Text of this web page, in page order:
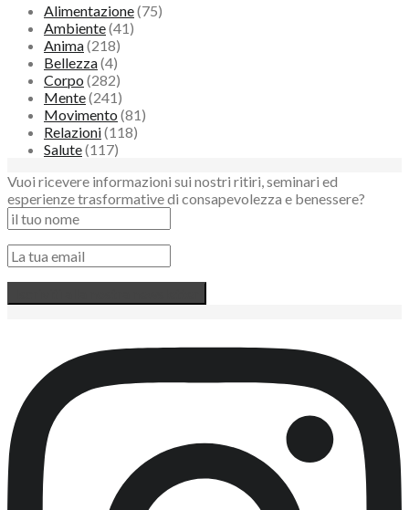
Alimentazione(75)
Ambiente(41)
Anima(218)
Bellezza(4)
Corpo (282)
Mente(241)
Movimento (81)
Relazioni(118)
Salute(117)
Vuoi ricevere informazioni sui nostri ritiri, seminari ed
esperienze trasformative di consapevolezza e benessere?